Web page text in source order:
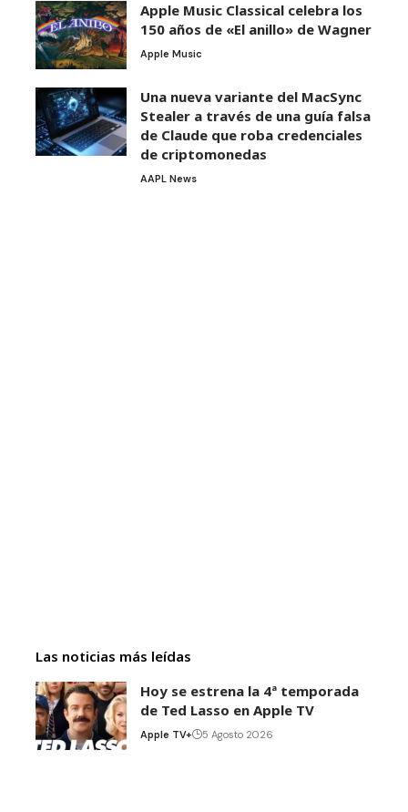
Apple Music Classical celebra los
150 años de «El anillo» de Wagner
Apple Music
Una nueva variante del MacSync
Stealer a través de una guía falsa
de Claude que roba credenciales
de criptomonedas
AAPL News
Las noticias más leídas
Hoy se estrena la 4ª temporada
de Ted Lasso en Apple TV
Apple TV+ 5 Agosto 2026